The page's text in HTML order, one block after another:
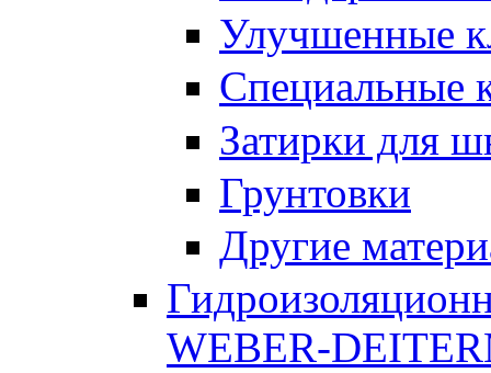
Улучшенные
Специальные
Затирки для
Грунтовки
Другие
WEBER-